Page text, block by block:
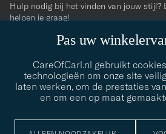
Pas uw
CareOfCarl.nl gebruikt
technologieën om onze site
laten werken, om de prestaties
en om een op maat
contact@careofcarl.com
Hulp nodig bij het vinden van jouw stijl?
helpen je graag!
STIJLADVIES
© Care of Carl 2026